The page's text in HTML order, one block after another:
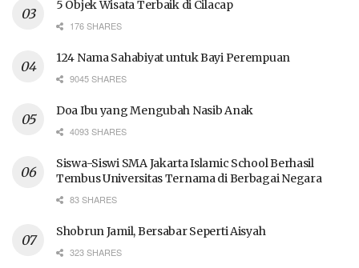
5 Objek Wisata Terbaik di Cilacap
176 SHARES
124 Nama Sahabiyat untuk Bayi Perempuan
9045 SHARES
Doa Ibu yang Mengubah Nasib Anak
4093 SHARES
Siswa-Siswi SMA Jakarta Islamic School Berhasil
Tembus Universitas Ternama di Berbagai Negara
83 SHARES
Shobrun Jamil, Bersabar Seperti Aisyah
323 SHARES